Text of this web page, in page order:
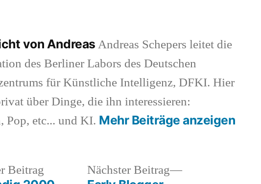
von Andreas Andreas Schepers leitet die
des Berliner Labors des Deutschen
für Künstliche Intelligenz, DFKI. Hier
über Dinge, die ihn interessieren:
Pop, etc... und KI. Mehr Beiträge anzeigen
Beitrag VorherigerNächster Beitrag
Nächster